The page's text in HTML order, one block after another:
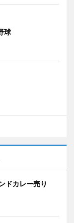
球
ドカレー売り